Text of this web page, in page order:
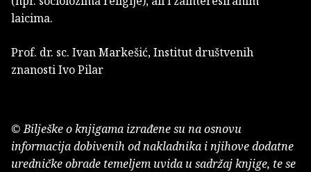
laicima.
Prof. dr. sc. Ivan Markešić, Institut društvenih
znanosti Ivo Pilar
© Bilješke o knjigama izrađene su na osnovu
informacija dobivenih od nakladnika i njihove dodatne
uredničke obrade temeljem uvida u sadržaj knjige, te se